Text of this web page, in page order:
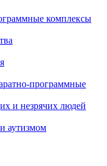
комплексы
программные
и незрячих людей
аутизмом